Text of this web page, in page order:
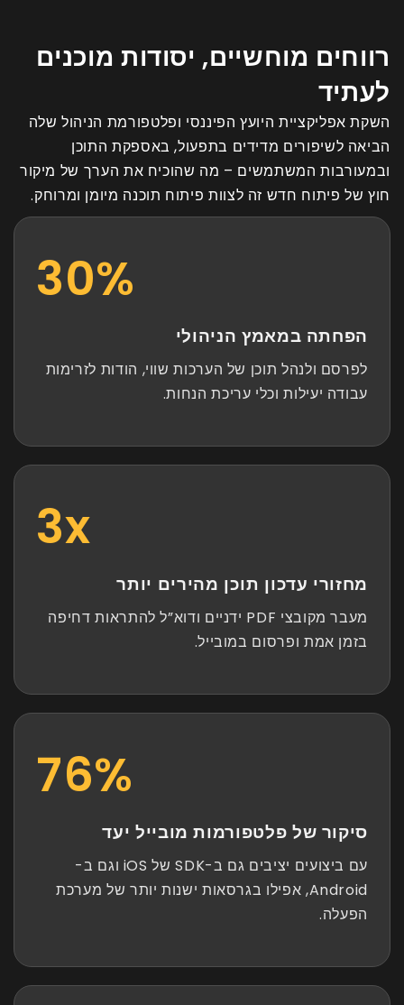
רווחים מוחשיים, יסודות מוכנים
לעתיד
השקת אפליקציית היועץ הפיננסי ופלטפורמת הניהול שלה
הביאה לשיפורים מדידים בתפעול, באספקת התוכן
ובמעורבות המשתמשים – מה שהוכיח את הערך של מיקור
חוץ של פיתוח חדש זה לצוות פיתוח תוכנה מיומן ומרוחק.
40%
הפחתה במאמץ הניהולי
לפרסם ולנהל תוכן של הערכות שווי, הודות לזרימות
עבודה יעילות וכלי עריכת הנחות.
3x
מחזורי עדכון תוכן מהירים יותר
מעבר מקובצי PDF ידניים ודוא”ל להתראות דחיפה
בזמן אמת ופרסום במובייל.
100%
סיקור של פלטפורמות מובייל יעד
עם ביצועים יציבים גם ב-SDK של iOS וגם ב-
Android, אפילו בגרסאות ישנות יותר של מערכת
הפעלה.